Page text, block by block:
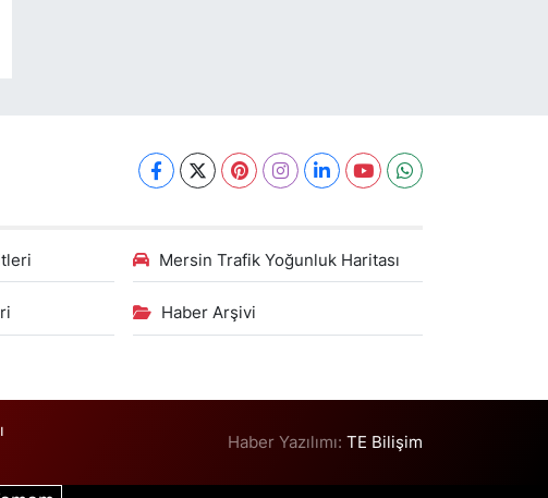
Mersin Trafik Yoğunluk Haritası
Haber Arşivi
Haber Yazılımı:TE Bilişim